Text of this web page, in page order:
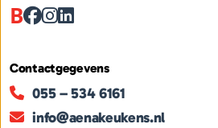
B
Contactgegevens
055 – 534 6161
info@aenakeukens.nl